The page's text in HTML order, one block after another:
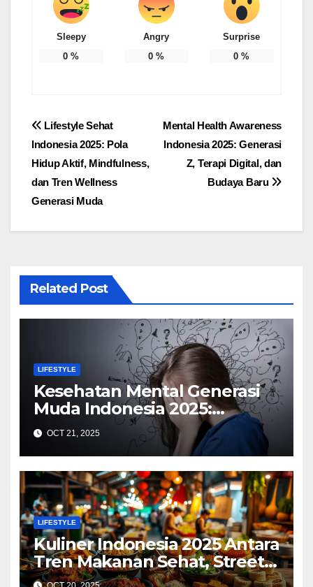
Sleepy
0 %
Angry
0 %
Surprise
0 %
Post
navigation
Mental Health Awareness
Indonesia 2025: Generasi
Z, Terapi Digital, dan
Budaya Baru
Lifestyle Sehat
Indonesia 2025: Pola
Hidup Aktif, Mindfulness,
dan Tren Wellness
Generasi Muda
Related Post
LIFESTYLE
Kesehatan Mental Generasi
Muda Indonesia 2025:
Tantangan Digital, Dukungan
Sosial, dan Peran Pendidikan
OCT 21, 2025
LIFESTYLE
Kuliner Indonesia 2025 Antara
Tren Makanan Sehat, Street
Food Digital, dan Ekspansi